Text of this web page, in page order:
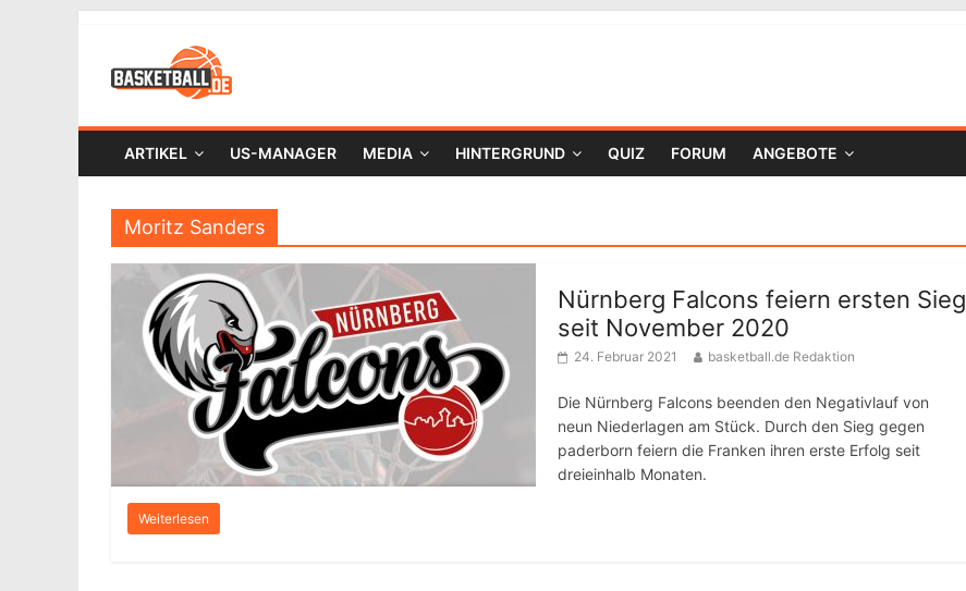
ARTIKEL US-MANAGER MEDIA HINTERGRUND QUIZ FORUM ANGEBOTE
Moritz Sanders
Nürnberg Falcons feiern ersten Sieg
seit November 2020
24. Februar 2021 basketball.de Redaktion
Die Nürnberg Falcons beenden den Negativlauf von
neun Niederlagen am Stück. Durch den Sieg gegen
paderborn feiern die Franken ihren erste Erfolg seit
dreieinhalb Monaten.
Weiterlesen